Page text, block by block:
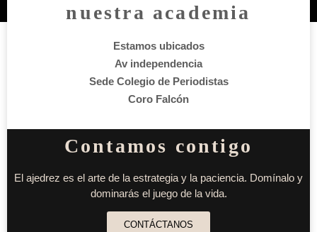
nuestra academia
Estamos ubicados
Av independencia
Sede Colegio de Periodistas
Coro Falcón
Contamos contigo
El ajedrez es el arte de la estrategia y la paciencia. Domínalo y
dominarás el juego de la vida.
CONTÁCTANOS